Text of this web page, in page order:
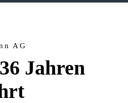
AG
Jahren